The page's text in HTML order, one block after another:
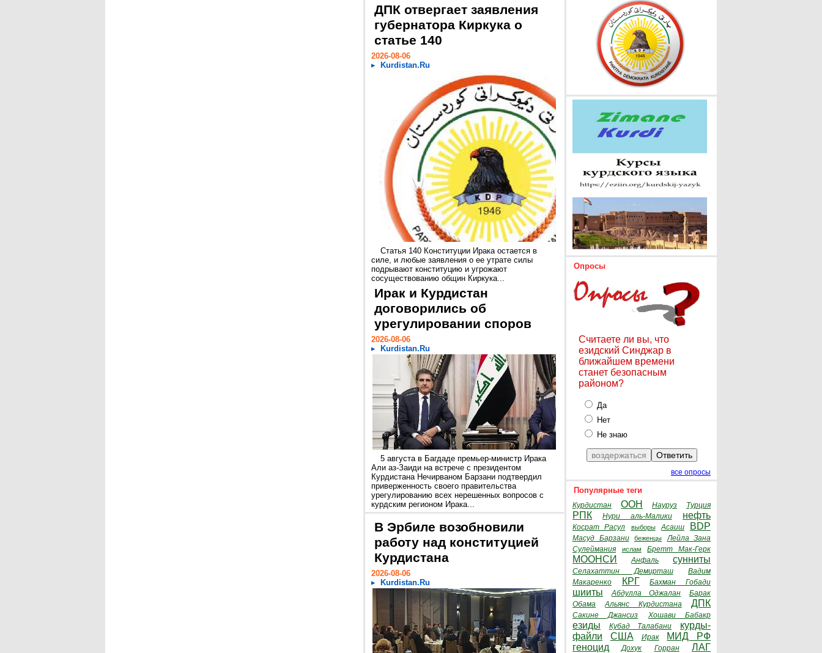
ДПК отвергает заявления
губернатора Киркука о
статье 140
2026-08-06
Kurdistan.Ru
Статья 140 Конституции Ирака остается в
силе, и любые заявления о ее утрате силы
подрывают конституцию и угрожают
сосуществованию общин Киркука...
Ирак и Курдистан
договорились об
урегулировании споров
2026-08-06
Kurdistan.Ru
5 августа в Багдаде премьер-министр Ирака
Али аз-Заиди на встрече с президентом
Курдистана Нечирваном Барзани подтвердил
приверженность своего правительства
урегулированию всех нерешенных вопросов с
курдским регионом Ирака...
В Эрбиле возобновили
работу над конституцией
Курдистана
2026-08-06
Kurdistan.Ru
Опросы
Считаете ли вы, что
езидский Синджар в
ближайшем времени
станет безопасным
районом?
Да
Нет
Не знаю
все опросы
Популярные теги
Курдистан ООН Науруз Турция
РПК Нури аль-Малики нефть
Косрат Расул выборы Асаиш BDP
Масуд Барзани беженцы
Лейла Зана
Сулеймания
ислам Бретт Мак-Герк
МООНСИ Анфаль сунниты
Селахаттин Демирташ
Вадим
Макаренко
КРГ Бахман Гобади
шииты Абдулла Оджалан
Барак
Обама
Альянс Курдистана ДПК
Сакине Джансиз Хошави Бабакр
езиды Кубад Талабани
курды-
файли
США Ирак
МИД РФ
геноцид
Дохук Горран ЛАГ